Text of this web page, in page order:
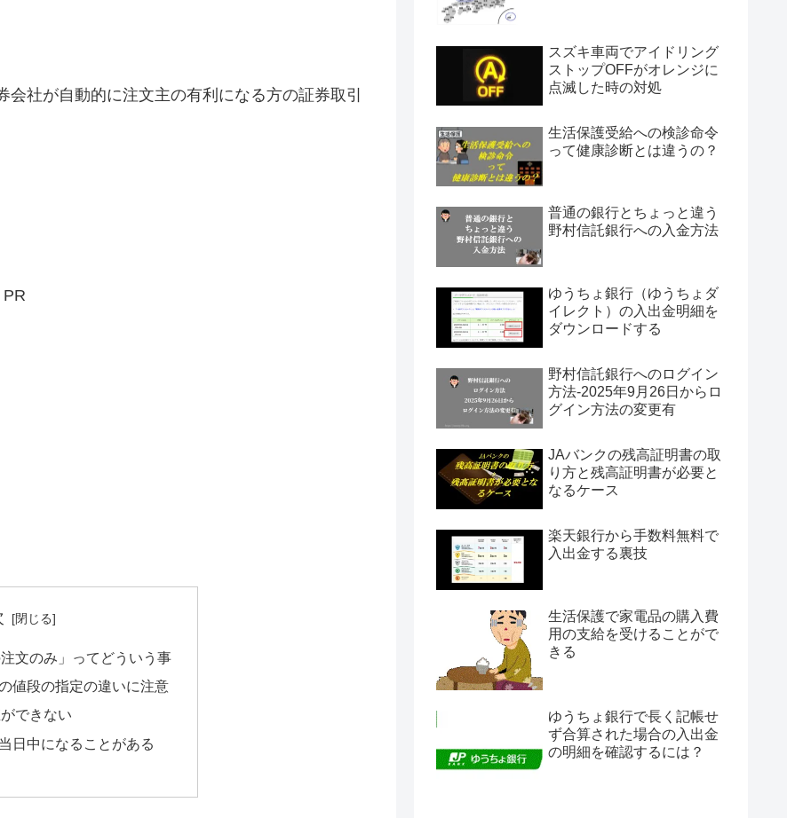
社が自動的に注文主の有利になる方の証券取引
PR
文のみ」ってどういう事
値段の指定の違いに注意
できない
日中になることがある
スズキ車両でアイドリング
ストップOFFがオレンジに
点滅した時の対処
生活保護受給への検診命令
って健康診断とは違うの？
普通の銀行とちょっと違う
野村信託銀行への入金方法
ゆうちょ銀行（ゆうちょダ
イレクト）の入出金明細を
ダウンロードする
野村信託銀行へのログイン
方法-2025年9月26日からロ
グイン方法の変更有
JAバンクの残高証明書の取
り方と残高証明書が必要と
なるケース
楽天銀行から手数料無料で
入出金する裏技
生活保護で家電品の購入費
用の支給を受けることがで
きる
ゆうちょ銀行で長く記帳せ
ず合算された場合の入出金
の明細を確認するには？